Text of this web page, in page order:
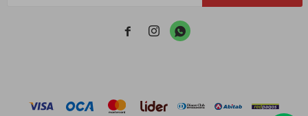
  